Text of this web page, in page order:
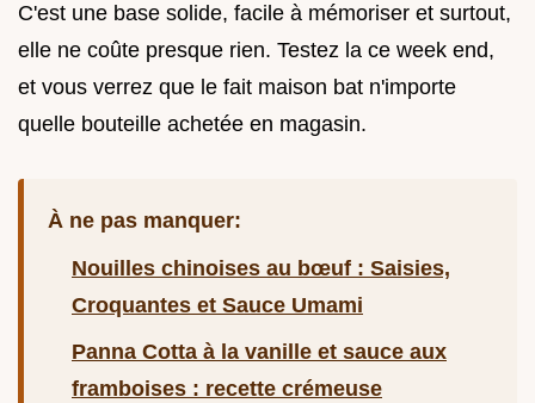
C'est une base solide, facile à mémoriser et surtout,
elle ne coûte presque rien. Testez la ce week end,
et vous verrez que le fait maison bat n'importe
quelle bouteille achetée en magasin.
À ne pas manquer:
Nouilles chinoises au bœuf : Saisies,
Croquantes et Sauce Umami
Panna Cotta à la vanille et sauce aux
framboises : recette crémeuse